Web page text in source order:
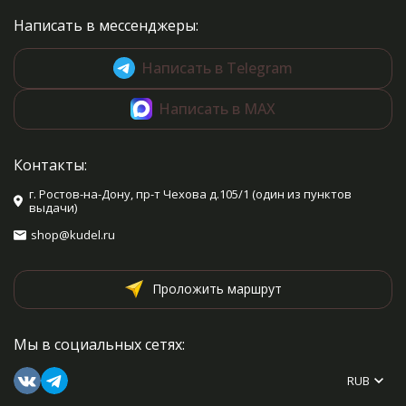
Написать в мессенджеры:
Написать в Telegram
Написать в MAX
Контакты:
г. Ростов-на-Дону, пр-т Чехова д.105/1 (один из пунктов
выдачи)
shop@kudel.ru
Проложить маршрут
Мы в социальных сетях:
RUB